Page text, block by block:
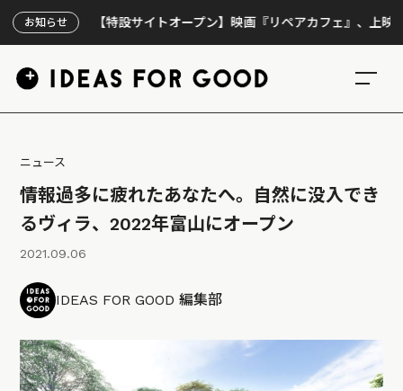
お知らせ
【特設サイトオープン】映画『リペアカフェ』、上映300回の
ニュース
情報過多に疲れたあなたへ。自然に没入でき
るヴィラ、2022年富山にオープン
2021.09.06
IDEAS FOR GOOD 編集部